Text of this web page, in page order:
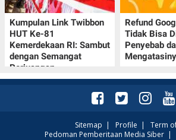
Kumpulan Link Twibbon
HUT Ke-81
Kemerdekaan RI: Sambut
dengan Semangat
Perjuangan
Refund
Tidak Bisa
Penyebab
Sitemap | Profile | Term
Pedoman Pemberitaan Media Siber|